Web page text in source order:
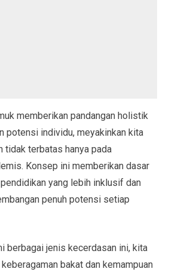
memberikan pandangan holistik
potensi individu, meyakinkan kita
tidak terbatas hanya pada
Konsep ini memberikan dasar
yang lebih inklusif dan
penuh potensi setiap
berbagai jenis kecerdasan ini, kita
bakat dan kemampuan